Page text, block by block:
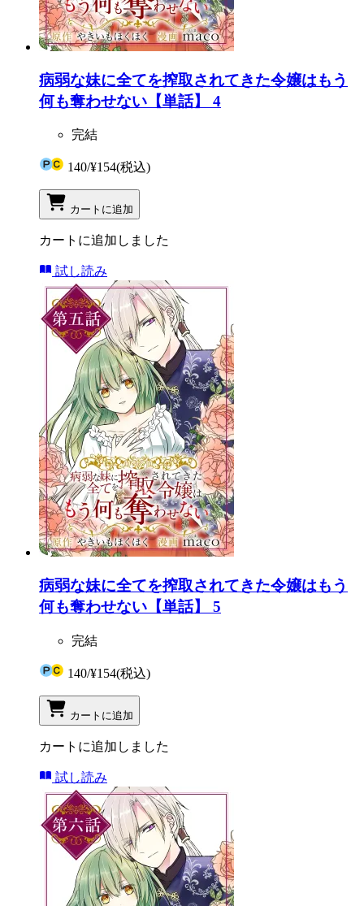
病弱な妹に全てを搾取されてきた令嬢はもう
何も奪わせない【単話】 4
完結
140/¥154(税込)
カートに追加
カートに追加しました
試し読み
病弱な妹に全てを搾取されてきた令嬢はもう
何も奪わせない【単話】 5
完結
140/¥154(税込)
カートに追加
カートに追加しました
試し読み